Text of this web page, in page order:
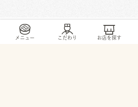
メニュー こだわり お店を探す
トップ / お店・ サービス / 常滑市